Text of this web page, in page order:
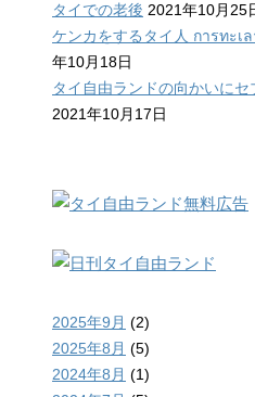
タイでの老後 2021年10月25
ケンカをするタイ人 การทะเ
年10月18日
タイ自由ランドの向かいにセ
2021年10月17日
2025年9月 (2)
2025年8月 (5)
2024年8月 (1)